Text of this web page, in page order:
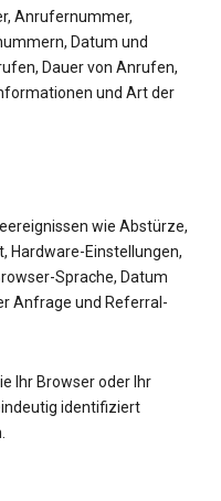
Anrufernummer,
Datum und
Dauer von Anrufen,
und Art der
wie Abstürze,
Hardware-Einstellungen,
Sprache, Datum
Anfrage und Referral-
Ihr Browser oder Ihr
identifiziert